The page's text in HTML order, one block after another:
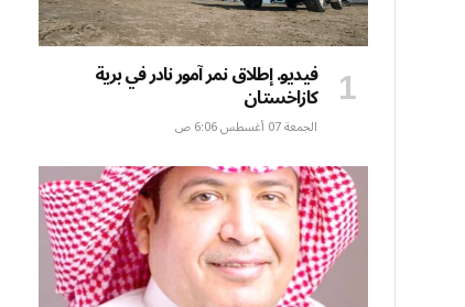
فيديو. إطلاق نمر آمور نادر في برية
كازاخستان
الجمعة 07 أغسطس 6:06 ص